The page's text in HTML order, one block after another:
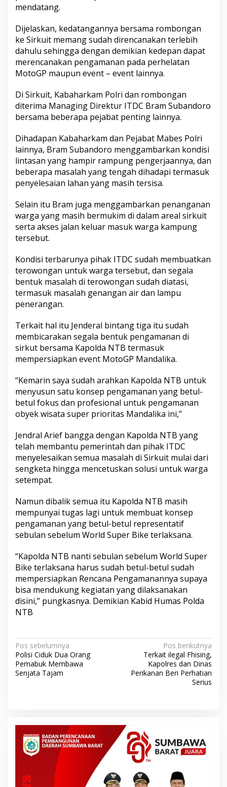
mendatang.
Dijelaskan, kedatangannya bersama rombongan
ke Sirkuit memang sudah direncanakan terlebih
dahulu sehingga dengan demikian kedepan dapat
merencanakan pengamanan pada perhelatan
MotoGP maupun event – event lainnya.
Di Sirkuit, Kabaharkam Polri dan rombongan
diterima Managing Direktur ITDC Bram Subandoro
bersama beberapa pejabat penting lainnya.
Dihadapan Kabaharkam dan Pejabat Mabes Polri
lainnya, Bram Subandoro menggambarkan kondisi
lintasan yang hampir rampung pengerjaannya, dan
beberapa masalah yang tengah dihadapi termasuk
penyelesaian lahan yang masih tersisa.
Selain itu Bram juga menggambarkan penanganan
warga yang masih bermukim di dalam areal sirkuit
serta akses jalan keluar masuk warga kampung
tersebut.
Kondisi terbarunya pihak ITDC sudah membuatkan
terowongan untuk warga tersebut, dan segala
bentuk masalah di terowongan sudah diatasi,
termasuk masalah genangan air dan lampu
penerangan.
Terkait hal itu Jenderal bintang tiga itu sudah
membicarakan segala bentuk pengamanan di
sirkut bersama Kapolda NTB termasuk
mempersiapkan event MotoGP Mandalika.
“Kemarin saya sudah arahkan Kapolda NTB untuk
menyusun satu konsep pengamanan yang betul-
betul fokus dan profesional untuk pengamanan
obyek wisata super prioritas Mandalika ini,”
Jendral Arief bangga dengan Kapolda NTB yang
telah membantu pemerintah dan pihak ITDC
menyelesaikan semua masalah di Sirkuit mulai dari
sengketa hingga mencetuskan solusi untuk warga
setempat.
Namun dibalik semua itu Kapolda NTB masih
mempunyai tugas lagi untuk membuat konsep
pengamanan yang betul-betul representatif
sebulan sebelum World Super Bike terlaksana.
“Kapolda NTB nanti sebulan sebelum World Super
Bike terlaksana harus sudah betul-betul sudah
mempersiapkan Rencana Pengamanannya supaya
bisa mendukung kegiatan yang dilaksanakan
disini,” pungkasnya. Demikian Kabid Humas Polda
NTB
N
a
v
o
Pos sebelumnya
Polisi Ciduk Dua Orang
Pemabuk Membawa
Senjata Tajam
Pos berikutnya
Terkait ilegal Fhising,
Kapolres dan Dinas
Perikanan Beri Perhatian
Serius